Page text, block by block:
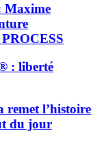
Maxime
: liberté
l’histoire
du jour